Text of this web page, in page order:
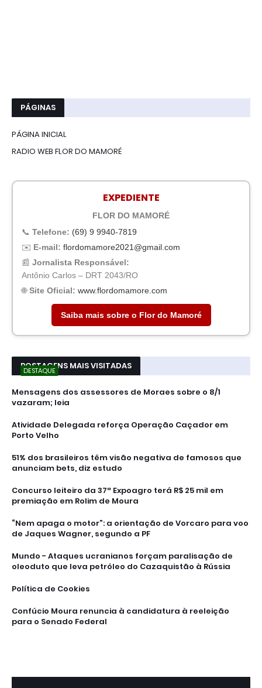
PÁGINAS
PÁGINA INICIAL
RADIO WEB FLOR DO MAMORÉ
EXPEDIENTE
FLOR DO MAMORÉ
📞 Telefone: (69) 9 9940-7819
✉️ E-mail: flordomamore2021@gmail.com
📰 Jornalista Responsável:
Antônio Carlos – DRT 2043/RO
🌐Site Oficial: www.flordomamore.com
Saiba mais sobre o Flor do Mamoré
POSTAGENS MAIS VISITADAS
DESTAQUE
Mensagens dos assessores de Moraes sobre o 8/1
vazaram; leia
Atividade Delegada reforça Operação Caçador em
Porto Velho
51% dos brasileiros têm visão negativa de famosos que
anunciam bets, diz estudo
Concurso leiteiro da 37ª Expoagro terá R$ 25 mil em
premiação em Rolim de Moura
“Nem apaga o motor”: a orientação de Vorcaro para voo
de Jaques Wagner, segundo a PF
Mundo - Ataques ucranianos forçam paralisação de
oleoduto que leva petróleo do Cazaquistão à Rússia
Política de Cookies
Confúcio Moura renuncia à candidatura à reeleição
para o Senado Federal